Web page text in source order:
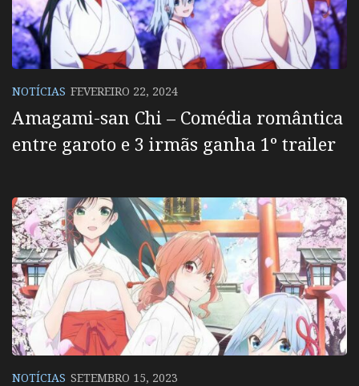
NOTÍCIAS FEVEREIRO 22, 2024
Amagami-san Chi – Comédia romântica
entre garoto e 3 irmãs ganha 1º trailer
NOTÍCIAS SETEMBRO 15, 2023